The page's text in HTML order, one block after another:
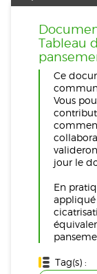
Tableau
Ce
Vous
jour le
En
Tag(s) :